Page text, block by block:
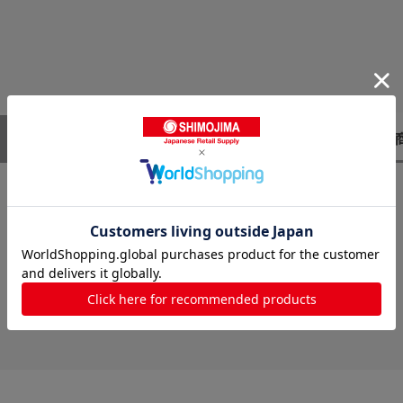
レビューはありません。